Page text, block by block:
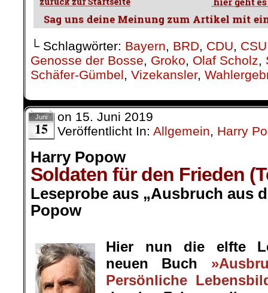
└ Schlagwörter: Bayern, BRD, CDU, CSU
Genosse der Bosse, Groko, Olaf Scholz,
Schäfer-Gümbel, Vizekansler,
Juni
15
on 15. Juni 2019
Veröffentlicht In: Allgemein, Harry
Harry Popow
Soldaten für den Frieden
Leseprobe aus „Ausbruch aus
Popow
Hier nun die elfte
neuen Buch
Persönliche